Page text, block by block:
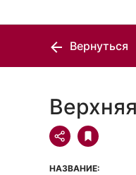
Вернуться
НАЗВАНИЕ: